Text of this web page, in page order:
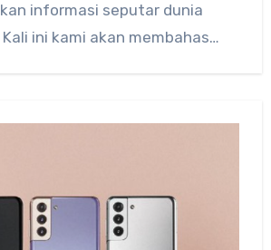
informasi seputar dunia
ini kami akan membahas